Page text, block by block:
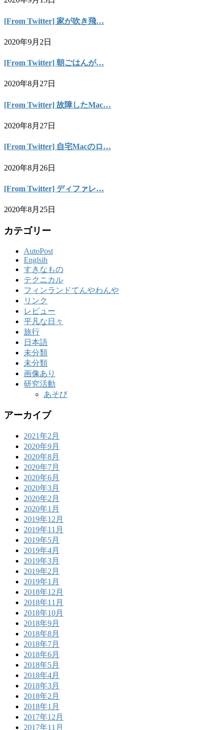
[From Twitter] 家が吹き飛…
2020年9月2日
[From Twitter] 朝ごはんが…
2020年8月27日
[From Twitter] 故障したMac…
2020年8月27日
[From Twitter] 自宅Macのロ…
2020年8月26日
[From Twitter] ディファレ…
2020年8月25日
カテゴリー
AutoPost
Englsih
すきなもの
テクニカル
フィンランドてんやわんや
リンク
レビュー
平凡な日々
旅行
日本語
未分類
未分類
画像あり
研究活動
あそび
アーカイブ
2021年2月
2020年9月
2020年8月
2020年7月
2020年6月
2020年3月
2020年2月
2020年1月
2019年12月
2019年11月
2019年5月
2019年4月
2019年3月
2019年2月
2019年1月
2018年12月
2018年11月
2018年10月
2018年9月
2018年8月
2018年7月
2018年6月
2018年5月
2018年4月
2018年3月
2018年2月
2018年1月
2017年12月
2017年11月